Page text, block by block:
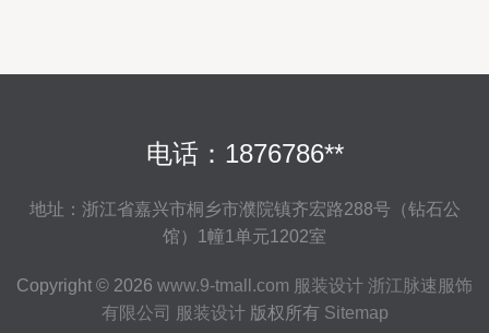
电话：1876786**
地址：浙江省嘉兴市桐乡市濮院镇齐宏路288号（钻石公
馆）1幢1单元1202室
Copyright © 2026 www.9-tmall.com 服装设计 浙江脉速服饰
有限公司
服装设计版权所有 Sitemap